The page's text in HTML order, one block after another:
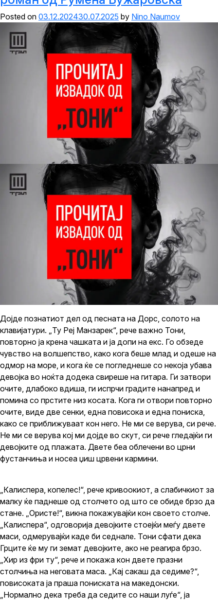
Posted on 03.12.202430.07.2025 by Nino Naumov
Дојде познатиот дел од песната на Дорс, солото на
клавијатури. „Ту Реј Манзарек“, рече важно Тони,
повторно ја крена чашката и ја допи на екс. Го обзеде
чувство на волшепство, како кога беше млад и одеше на
одмор на море, и кога ќе се погледнеше со некоја убава
девојка во ноќта додека свиреше на гитара. Ги затвори
очите, длабоко вдиша, ги испрчи градите нанапред и
помина со прстите низ косата. Кога ги отвори повторно
очите, виде две сенки, една повисока и една пониска,
како се приближуваат кон него. Не ми се верува, си рече.
Не ми се верува кој ми дојде во скут, си рече гледајќи ги
девојките од плажата. Двете беа облечени во црни
фустанчиња и носеа џиш црвени кармини.
„Калиспера, копелес!“, рече кривоокиот, а слабичкиот за
малку ќе паднеше од столчето од што се обиде брзо да
стане. „Ористе!“, викна покажувајќи кон своето столче.
„Калиспера“, одговорија девојките стоејќи меѓу двете
маси, одмерувајќи каде би седнале. Тони сфати дека
Грците ќе му ги земат девојките, ако не реагира брзо.
„Хир из фри ту“, рече и покажа кон двете празни
столчиња на неговата маса. „Кај сакаш да седиме?“,
повисоката ја праша пониската на македонски.
„Нормално дека треба да седите со наши луѓе“, ја